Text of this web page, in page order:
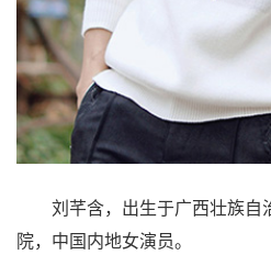
刘芊含，出生于广西壮族自
院，中国内地女演员。